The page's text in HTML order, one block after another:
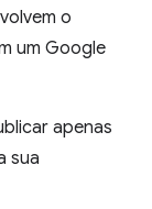
o
um Google
apenas
sua